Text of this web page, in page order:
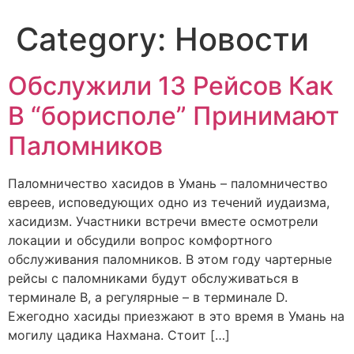
Category: Новости
Обслужили 13 Рейсов Как
В “борисполе” Принимают
Паломников
Паломничество хасидов в Умань – паломничество
евреев, исповедующих одно из течений иудаизма,
хасидизм. Участники встречи вместе осмотрели
локации и обсудили вопрос комфортного
обслуживания паломников. В этом году чартерные
рейсы с паломниками будут обслуживаться в
терминале B, а регулярные – в терминале D.
Ежегодно хасиды приезжают в это время в Умань на
могилу цадика Нахмана. Стоит […]